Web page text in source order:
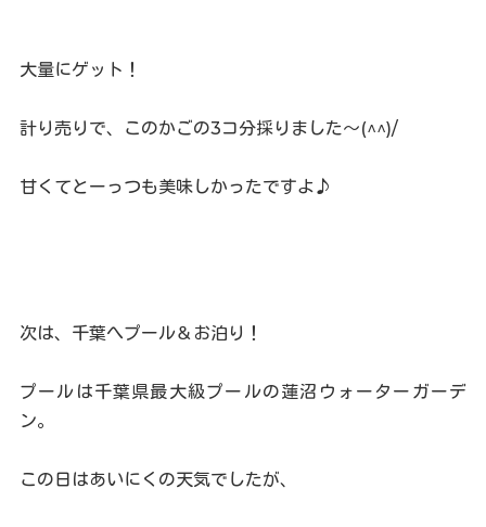
大量にゲット！
計り売りで、このかごの3コ分採りました～(^^)/
甘くてとーっつも美味しかったですよ♪
次は、千葉へプール＆お泊り！
プールは千葉県最大級プールの蓮沼ウォーターガーデ
ン。
この日はあいにくの天気でしたが、